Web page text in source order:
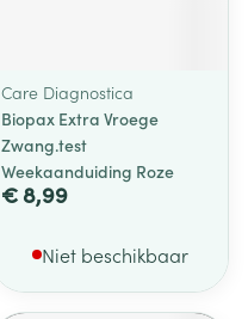
Care Diagnostica
Biopax Extra Vroege
Zwang.test
Weekaanduiding Roze
€ 8,99
Niet beschikbaar